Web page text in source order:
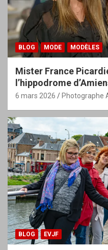
BLOG MODE MODÈLES
Mister France
l’hippodrome
6 mars 2026 Photographe
BLOG EVJF